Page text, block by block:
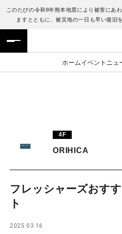
このたびの令和8年熊本地震により被害にあ
ますとともに、被災地の一日も早い復旧
ホームイベント ニュ
フロアガイド
施設案内・アクセス
TAX FREE
ENGLISH
繁体字
日本語
4F
ORIHICA
フレッシャーズおす
ト
2025.03.16